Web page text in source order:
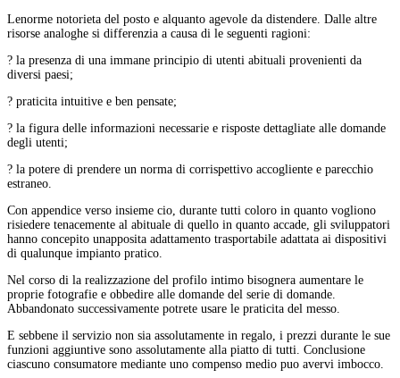
Lenorme notorieta del posto e alquanto agevole da distendere. Dalle altre
risorse analoghe si differenzia a causa di le seguenti ragioni:
? la presenza di una immane principio di utenti abituali provenienti da
diversi paesi;
? praticita intuitive e ben pensate;
? la figura delle informazioni necessarie e risposte dettagliate alle domande
degli utenti;
? la potere di prendere un norma di corrispettivo accogliente e parecchio
estraneo.
Con appendice verso insieme cio, durante tutti coloro in quanto vogliono
risiedere tenacemente al abituale di quello in quanto accade, gli sviluppatori
hanno concepito unapposita adattamento trasportabile adattata ai dispositivi
di qualunque impianto pratico.
Nel corso di la realizzazione del profilo intimo bisognera aumentare le
proprie fotografie e obbedire alle domande del serie di domande.
Abbandonato successivamente potrete usare le praticita del messo.
E sebbene il servizio non sia assolutamente in regalo, i prezzi durante le sue
funzioni aggiuntive sono assolutamente alla piatto di tutti. Conclusione
ciascuno consumatore mediante uno compenso medio puo avervi imbocco.